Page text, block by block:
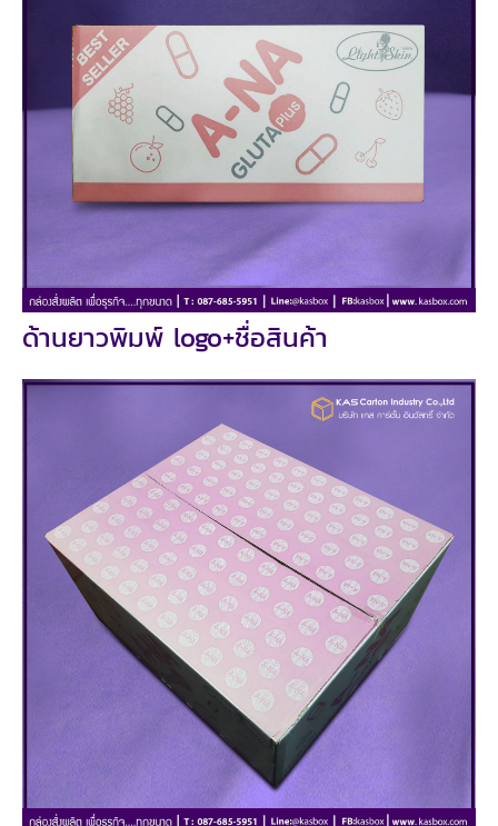
ด้านยาวพิมพ์ logo+ชื่อสินค้า